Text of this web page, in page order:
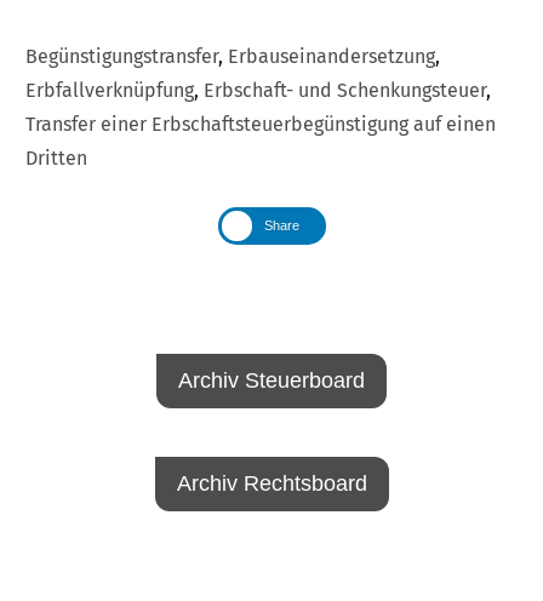
Begünstigungstransfer, Erbauseinandersetzung,
Erbfallverknüpfung, Erbschaft- und Schenkungsteuer,
Transfer einer Erbschaftsteuerbegünstigung auf einen
Dritten
Share
Archiv Steuerboard
Archiv Rechtsboard